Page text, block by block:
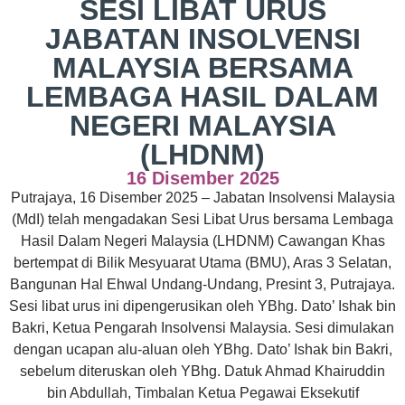
SESI LIBAT URUS
JABATAN INSOLVENSI
MALAYSIA BERSAMA
LEMBAGA HASIL DALAM
NEGERI MALAYSIA
(LHDNM)
16 Disember 2025
Putrajaya, 16 Disember 2025 – Jabatan Insolvensi Malaysia
(MdI) telah mengadakan Sesi Libat Urus bersama Lembaga
Hasil Dalam Negeri Malaysia (LHDNM) Cawangan Khas
bertempat di Bilik Mesyuarat Utama (BMU), Aras 3 Selatan,
Bangunan Hal Ehwal Undang-Undang, Presint 3, Putrajaya.
Sesi libat urus ini dipengerusikan oleh YBhg. Dato’ Ishak bin
Bakri, Ketua Pengarah Insolvensi Malaysia. Sesi dimulakan
dengan ucapan alu-aluan oleh YBhg. Dato’ Ishak bin Bakri,
sebelum diteruskan oleh YBhg. Datuk Ahmad Khairuddin
bin Abdullah, Timbalan Ketua Pegawai Eksekutif